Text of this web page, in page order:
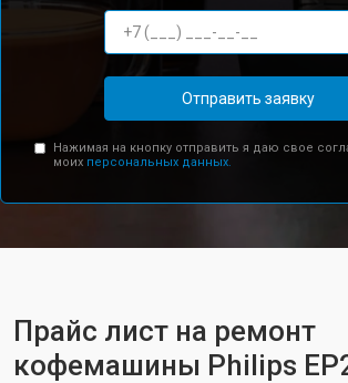
Отправить заявку
Нажимая на кнопку отправить я даю свое
моих персональных данных.
Прайс лист на ремонт
кофемашины Philips